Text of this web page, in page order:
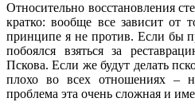
Относительно восстановления
кратко: вообще все зависит от
принципе я не против. Если бы
побоялся взяться за
Пскова. Если же будут делать
плохо во всех отношениях –
проблема эта очень сложная и